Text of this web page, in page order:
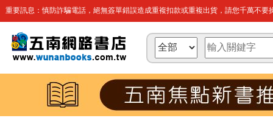
重要訊息：慎防詐騙電話，絕無簽單錯誤造成重複扣款或重複出貨，請您千萬不要